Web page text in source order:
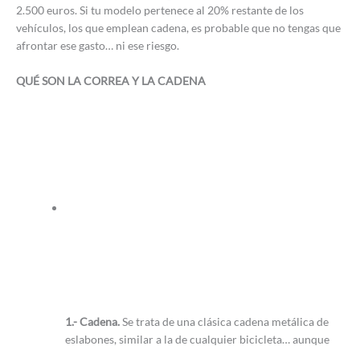
2.500 euros. Si tu modelo pertenece al 20% restante de los
vehículos, los que emplean cadena, es probable que no tengas que
afrontar ese gasto… ni ese riesgo.
QUÉ SON LA CORREA Y LA CADENA
1.- Cadena.Se trata de una clásica cadena metálica de
eslabones, similar a la de cualquier bicicleta… aunque